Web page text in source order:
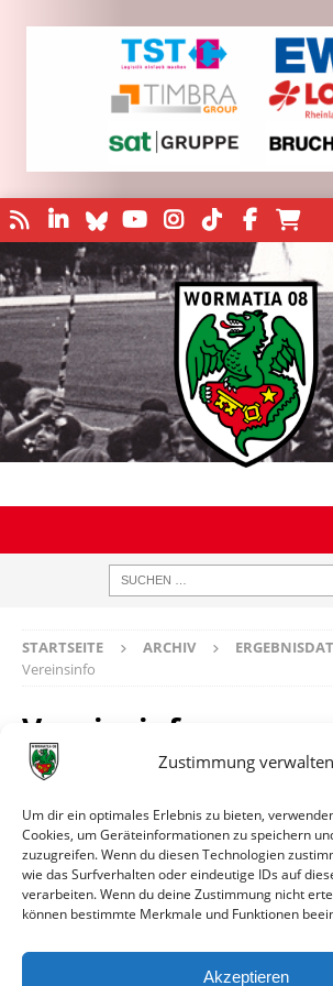
Zustimmung verwalten
Um dir ein optimales Erlebnis zu bieten,
Cookies, um Geräteinformationen zu speichern
zuzugreifen. Wenn du diesen Technologien
wie das Surfverhalten oder eindeutige IDs auf
verarbeiten. Wenn du deine Zustimmung nicht
können bestimmte Merkmale und Funktionen
Akzeptieren
STARTSEITE ARCHIV
Vereinsinfo
Vereinsinfo
VfR Kaiserslautern
Ort Kaiserslautern
Weitere Informationen
Spiele gegen die erste Mannschaft